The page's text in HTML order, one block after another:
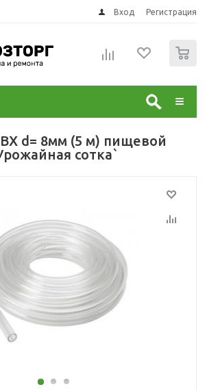
Вход Регистрация
d= 8мм (5 м) пищевой
сотка`